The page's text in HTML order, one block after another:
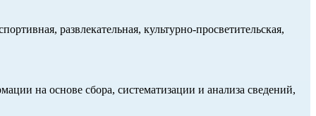
развлекательная, культурно-просветительская,
на основе сбора, систематизации и анализа сведений,